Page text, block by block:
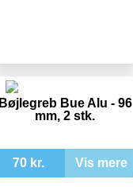
Bøjlegreb Bue Alu - 96
mm, 2 stk.
70 kr. Vis mere